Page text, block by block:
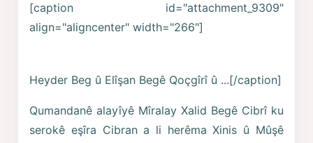
[caption id="attachment_9309"
align="aligncenter" width="266"]
Heyder Beg û Elîşan Begê Qoçgîrî û ...[/caption]
Qumandanê alayîyê Mîralay Xalid Begê Cibrî ku
serokê eşîra Cibran a li herêma Xinis û Mûşê